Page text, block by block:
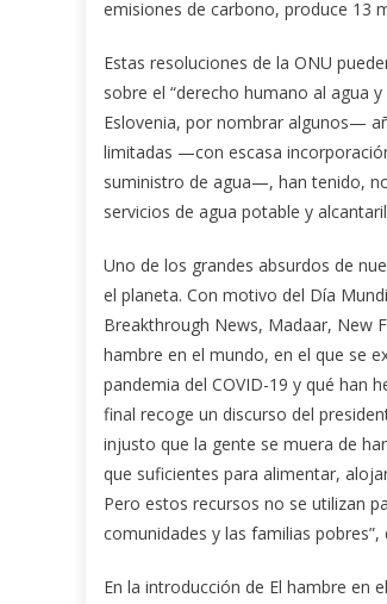
emisiones de carbono, produce 13
Estas resoluciones de la ONU
sobre el “derecho humano al agua
Eslovenia, por nombrar algunos—
limitadas —con escasa
suministro de agua—, han tenido,
servicios de agua potable y
Uno de los grandes absurdos de
el planeta. Con motivo del Día
Breakthrough News, Madaar, New
hambre en el mundo, en el que se
pandemia del COVID-19 y qué han
final recoge un discurso del
injusto que la gente se muera de
que suficientes para alimentar,
Pero estos recursos no se utilizan
comunidades y las familias pobres”,
En la introducción de El hambre en